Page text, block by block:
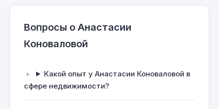
Вопросы о Анастасии
Коноваловой
Какой опыт у Анастасии Коноваловой в
сфере недвижимости?